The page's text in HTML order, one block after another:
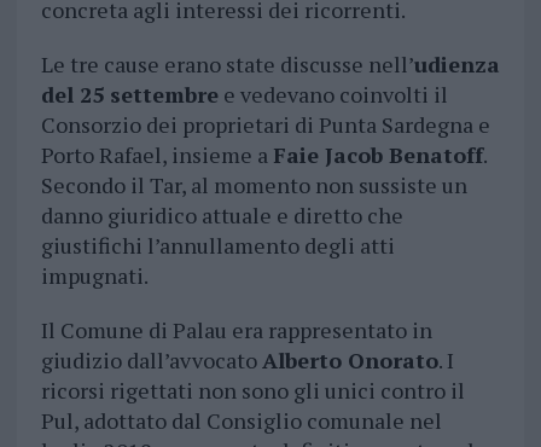
concreta agli interessi dei ricorrenti.
Le tre cause erano state discusse nell’udienza
del 25 settembree vedevano coinvolti il
Consorzio dei proprietari di Punta Sardegna e
Porto Rafael, insieme a Faie Jacob Benatoff.
Secondo il Tar, al momento non sussiste un
danno giuridico attuale e diretto che
giustifichi l’annullamento degli atti
impugnati.
Il Comune di Palau era rappresentato in
giudizio dall’avvocatoAlberto Onorato. I
ricorsi rigettati non sono gli unici contro il
Pul, adottato dal Consiglio comunale nel